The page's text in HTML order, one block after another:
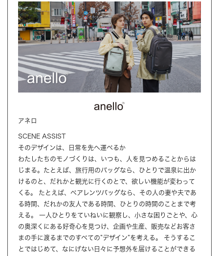
アネロ
SCENE ASSIST
そのデザインは、日常を先へ運べるか
わたしたちのモノづくりは、いつも、人を見つめることからは
じまる。たとえば、旅行用のバッグなら、ひとりで温泉に出か
けるのと、だれかと観光に行くのとで、欲しい機能が変わって
くる。 たとえば、ペアレンツバッグなら、その人の妻や夫であ
る時間、だれかの友人である時間、ひとりの時間のことまで考
える。 一人ひとりをていねいに観察し、小さな困りごとや、心
の奥深くにある好奇心を見つけ、企画や生産、販売などお客さ
まの手に渡るまでのすべての”デザイン”を考える。 そうするこ
とではじめて、なにげない日々に予想外を届けることができる